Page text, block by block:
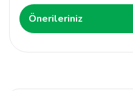
Önerileriniz